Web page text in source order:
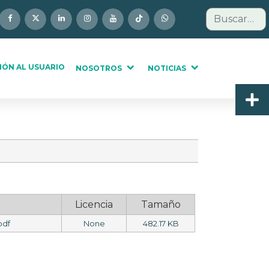
Buscar
AL USUARIO NOSOTROS NOTICIAS
Licencia Tamaño
None 482.17 KB